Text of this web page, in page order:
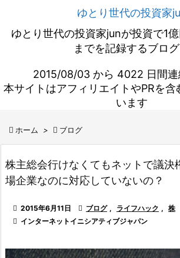
ゆとり世代の投資家
ゆとり世代の投資家junが投資で1
までを記録するブログ
2015/08/03 から 4022 日間連
本サイトはアフィリエイトやPRを含
います
 ホーム >  ブログ
株主総会行けなくてもネットで議決
場企業なのに対応していないの？
 2015年6月11日  ブログ , ライフハック , 株
 インターネットイニシアティブジャパン